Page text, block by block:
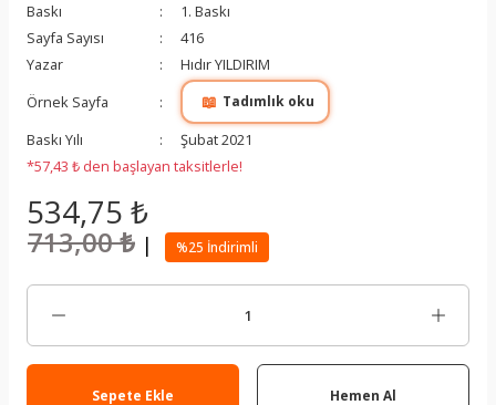
Baskı
1. Baskı
Sayfa Sayısı
416
Yazar
Hıdır YILDIRIM
Örnek Sayfa
📖 Tadımlık oku
Baskı Yılı
Şubat 2021
*57,43 ₺ den başlayan taksitlerle!
534,75 ₺
713,00 ₺ | %25 İndirimli
Sepete Ekle Hemen Al